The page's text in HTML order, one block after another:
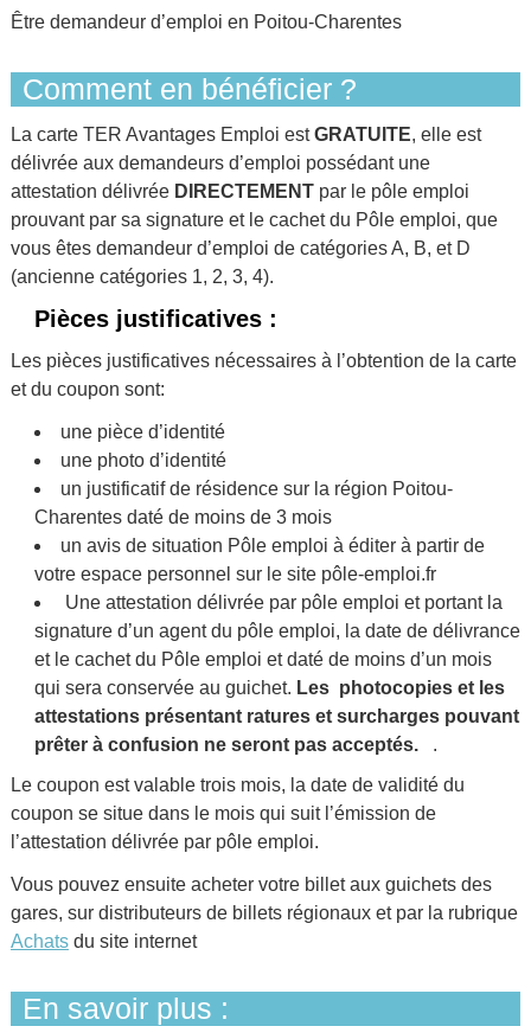
Être demandeur d’emploi en Poitou-Charentes
Comment en bénéficier ?
La carte TER Avantages Emploi estGRATUITE, elle est
délivrée aux demandeurs d’emploi possédant une
attestation délivrée DIRECTEMENTpar le pôle emploi
prouvant par sa signature et le cachet du Pôle emploi, que
vous êtes demandeur d’emploi de catégories A, B, et D
(ancienne catégories 1, 2, 3, 4).
Pièces justificatives :
Les pièces justificatives nécessaires à l’obtention de la carte
et du coupon sont:
une pièce d’identité
une photo d’identité
un justificatif de résidence sur la région Poitou-
Charentes daté de moins de 3 mois
un avis de situation Pôle emploi à éditer à partir de
votre espace personnel sur le site pôle-emploi.fr
Une attestation délivrée par pôle emploi et portant la
signature d’un agent du pôle emploi, la date de délivrance
et le cachet du Pôle emploi et daté de moins d’un mois
qui sera conservée au guichet. Les photocopies et les
attestations présentant ratures et surcharges pouvant
prêter à confusion ne seront pas acceptés. .
Le coupon est valable trois mois, la date de validité du
coupon se situe dans le mois qui suit l’émission de
l’attestation délivrée par pôle emploi.
Vous pouvez ensuite acheter votre billet aux guichets des
gares, sur distributeurs de billets régionaux et par la rubrique
Achatsdu site internet
En savoir plus :